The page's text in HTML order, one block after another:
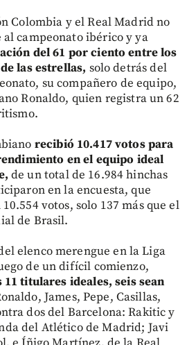
Colombia y el Real Madrid no
campeonato ibérico y ya
del 61 por ciento entre los
las estrellas, solo detrás del
su compañero de equipo,
Ronaldo, quien registra un 62
recibió 10.417 votos para
en el equipo ideal
de un total de 16.984 hinchas
en la encuesta, que
votos, solo 137 más que el
de Brasil.
elenco merengue en la Liga
de un difícil comienzo,
titulares ideales, seis sean
James, Pepe, Casillas,
dos del Barcelona: Rakitic y
del Atlético de Madrid; Javi